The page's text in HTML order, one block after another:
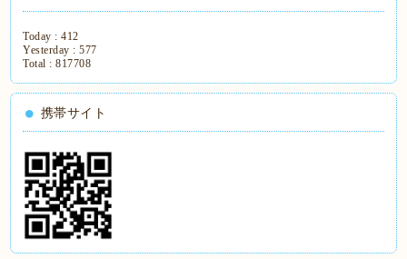
Today :412
Yesterday :577
Total :817708
携帯サイト